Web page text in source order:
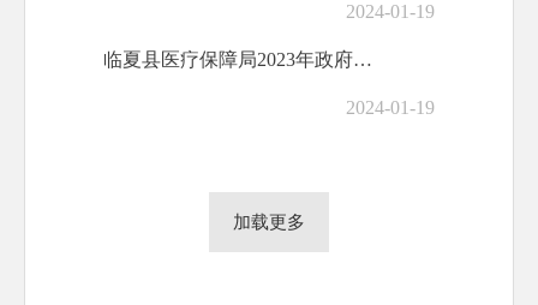
2024-01-19
临夏县医疗保障局2023年政府信息公开工...
2024-01-19
加载更多